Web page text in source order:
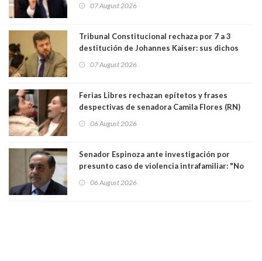
perseguir ruta del dinero y levantar secreto
07 August 2026
Tribunal Constitucional rechaza por 7 a 3
destitución de Johannes Kaiser: sus dichos
justicia constitucional porque no es diputado
07 August 2026
Ferias Libres rechazan epítetos y frases
despectivas de senadora Camila Flores (RN)
06 August 2026
Senador Espinoza ante investigación por
presunto caso de violencia intrafamiliar: "No
antecedentes a Tribunal Supremo
06 August 2026